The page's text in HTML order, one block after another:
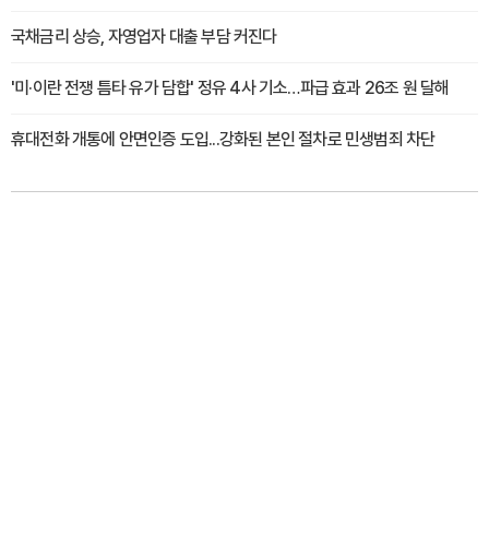
국채금리 상승, 자영업자 대출 부담 커진다
'미·이란 전쟁 틈타 유가 담합' 정유 4사 기소…파급 효과 26조 원 달해
휴대전화 개통에 안면인증 도입...강화된 본인 절차로 민생범죄 차단